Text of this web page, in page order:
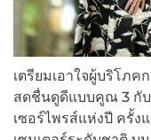
เตรียมเอาใจผู้บริโภ
สดชื่นดูดีแบบคูณ 3 กับ
เซอร์ไพรส์แห่งปี ครั้ง